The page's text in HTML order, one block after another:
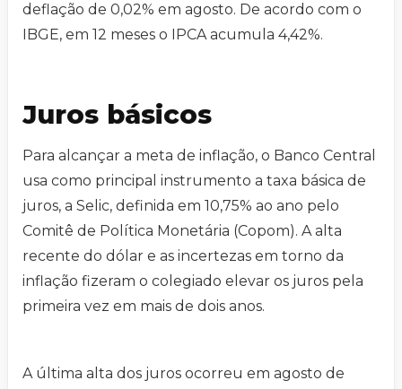
deflação de 0,02% em agosto. De acordo com o
IBGE, em 12 meses o IPCA acumula 4,42%.
Juros básicos
Para alcançar a meta de inflação, o Banco Central
usa como principal instrumento a taxa básica de
juros, a Selic, definida em 10,75% ao ano pelo
Comitê de Política Monetária (Copom). A alta
recente do dólar e as incertezas em torno da
inflação fizeram o colegiado elevar os juros pela
primeira vez em mais de dois anos.
A última alta dos juros ocorreu em agosto de